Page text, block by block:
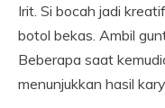
Irit. Si bocah jadi
botol bekas. Ambil
Beberapa saat
menunjukkan hasil